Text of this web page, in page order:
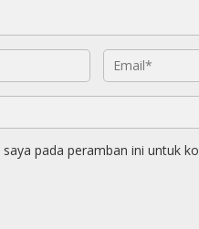
pada peramban ini untuk